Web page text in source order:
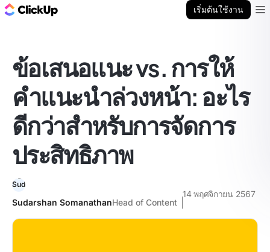
เริ่มต้นใช้งาน
ข้อเสนอแนะ vs. การให้
คำแนะนำล่วงหน้า: อะไร
ดีกว่าสำหรับการจัดการ
ประสิทธิภาพ
Sudarshan SomanathanHead of Content
14 พฤศจิกายน 2567